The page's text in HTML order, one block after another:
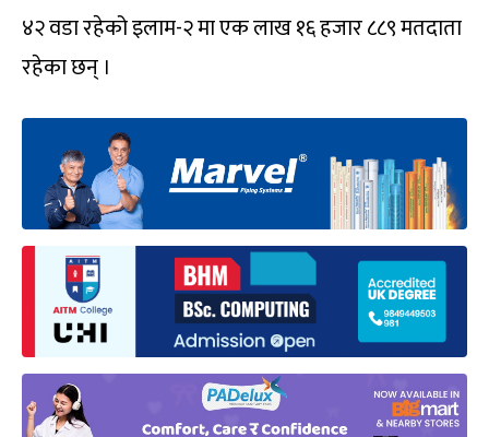
४२ वडा रहेको इलाम-२ मा एक लाख १६ हजार ८८९ मतदाता
रहेका छन् ।